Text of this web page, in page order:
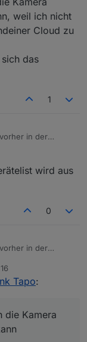
weil ich nicht
Cloud zu
das
1
in der
Vielleicht
nicht erkannt.
im ioBroker
sogar die Daten
eigentlich
den Adapter.
die Kamera
kann, weil ich
in irgendeiner
wie sich das
wird aus
0
in der
Vielleicht
habe und es
sogar die Daten
Tapo:
die Kamera